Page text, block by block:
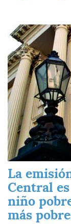
Imagen
La
Central
niño
más